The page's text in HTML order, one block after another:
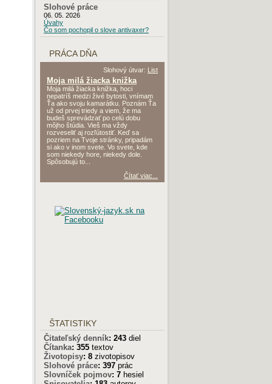
Slohové práce
06. 05. 2026
Úvahy
Čo som pochopil o slove antivaxer?
PRÁCA DŇA
Slohový útvar: List
Moja milá žiacka knižka
Moja milá žiacka knižka, hoci
nepatríš medzi živé bytosti, vnímam
Ťa ako svoju kamarátku. Poznám Ťa
už od prvej triedy a viem, že ma
budeš sprevádzať po celú dobu
môjho štúdia. Vieš ma vždy
rozveseliť aj rozľútostiť. Keď sa
pozriem na Tvoje stránky, pripadám
si ako v inom svete. Vo svete, kde
som niekedy hore, niekedy dole.
Spôsobujú to...
Čítať viac...
ŠTATISTIKY
Čitateľský denník: 243 diel
Čítanka: 355 textov
Životopisy: 8 zivotopisov
Slohové práce: 397 prác
Slovníček pojmov: 7 hesiel